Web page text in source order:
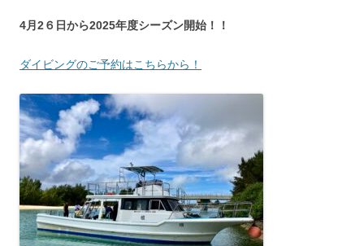
4月2６日から2025年度シーズン開始！！
ダイビングのご予約はこちらから！